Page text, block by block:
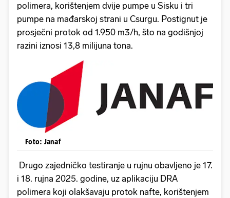
polimera, korištenjem dvije pumpe u Sisku i tri
pumpe na mađarskoj strani u Csurgu. Postignut je
prosječni protok od 1.950 m3/h, što na godišnjoj
razini iznosi 13,8 milijuna tona.
Foto: Janaf
Drugo zajedničko testiranje u rujnu obavljeno je 17.
i 18. rujna 2025. godine, uz aplikaciju DRA
polimera koji olakšavaju protok nafte, korištenjem